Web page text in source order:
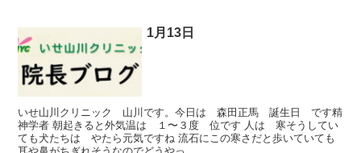
1月13日
いせ山川クリニック 山川です。今日は 森田正馬 誕生日 です精
神学者 朝起きると外気温は １〜３度 位です 人は 寒そうしてい
ても犬たちは やたら元気ですね 流石にこの寒さだと歩いていても